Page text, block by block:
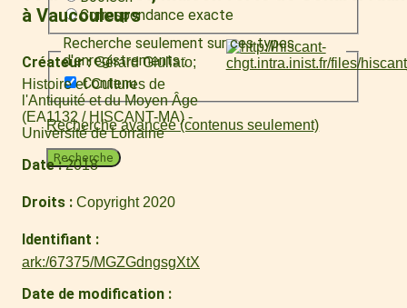
Correspondance exacte
Recherche seulement sur ces types
d'enregistrements :
Contenu
Recherche avancée (contenus seulement)
Recherche
à Vaucouleurs
Créateur
Gérard Giuliato
Histoire et Cultures de
l'Antiquité et du Moyen Âge
(EA1132 / HISCANT-MA) -
Université de Lorraine
Date 2018
Droits Copyright 2020
Identifiant
ark:/67375/MGZGdngsgXtX
Date de modification